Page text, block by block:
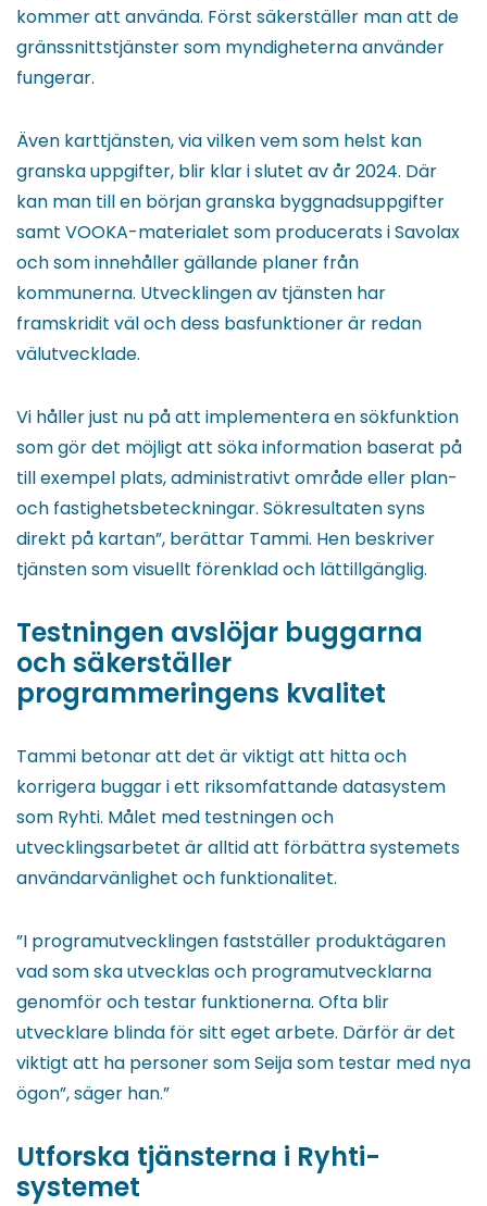
kommer att använda. Först säkerställer man att de
gränssnittstjänster som myndigheterna använder
fungerar.
Även karttjänsten, via vilken vem som helst kan
granska uppgifter, blir klar i slutet av år 2024. Där
kan man till en början granska byggnadsuppgifter
samt VOOKA-materialet som producerats i Savolax
och som innehåller gällande planer från
kommunerna. Utvecklingen av tjänsten har
framskridit väl och dess basfunktioner är redan
välutvecklade.
Vi håller just nu på att implementera en sökfunktion
som gör det möjligt att söka information baserat på
till exempel plats, administrativt område eller plan-
och fastighetsbeteckningar. Sökresultaten syns
direkt på kartan”, berättar Tammi. Hen beskriver
tjänsten som visuellt förenklad och lättillgänglig.
Testningen avslöjar buggarna
och säkerställer
programmeringens kvalitet
Tammi betonar att det är viktigt att hitta och
korrigera buggar i ett riksomfattande datasystem
som Ryhti. Målet med testningen och
utvecklingsarbetet är alltid att förbättra systemets
användarvänlighet och funktionalitet.
”I programutvecklingen fastställer produktägaren
vad som ska utvecklas och programutvecklarna
genomför och testar funktionerna. Ofta blir
utvecklare blinda för sitt eget arbete. Därför är det
viktigt att ha personer som Seija som testar med nya
ögon”, säger han.”
Utforska tjänsterna i Ryhti-
systemet